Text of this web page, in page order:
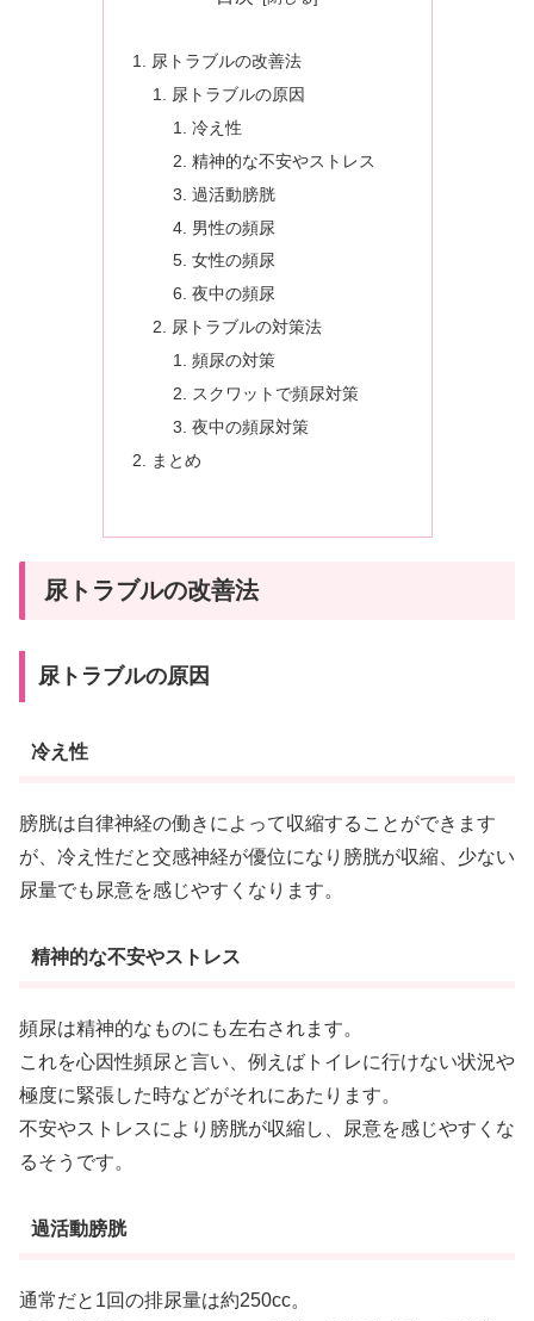
尿トラブルの改善法
尿トラブルの原因
冷え性
精神的な不安やストレス
過活動膀胱
男性の頻尿
女性の頻尿
夜中の頻尿
尿トラブルの対策法
頻尿の対策
スクワットで頻尿対策
夜中の頻尿対策
まとめ
尿トラブルの改善法
尿トラブルの原因
冷え性
膀胱は自律神経の働きによって収縮することができます
が、冷え性だと交感神経が優位になり膀胱が収縮、少ない
尿量でも尿意を感じやすくなります。
精神的な不安やストレス
頻尿は精神的なものにも左右されます。
これを心因性頻尿と言い、例えばトイレに行けない状況や
極度に緊張した時などがそれにあたります。
不安やストレスにより膀胱が収縮し、尿意を感じやすくな
るそうです。
過活動膀胱
通常だと1回の排尿量は約250cc。